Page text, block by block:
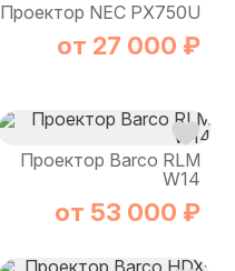
Проектор NEC PX750U
от 27 000 ₽
Проектор Barco RLM
W14
от 53 000 ₽